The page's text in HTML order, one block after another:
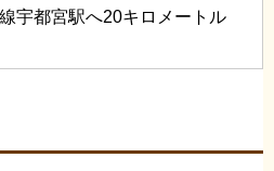
宇都宮駅へ20キロメートル